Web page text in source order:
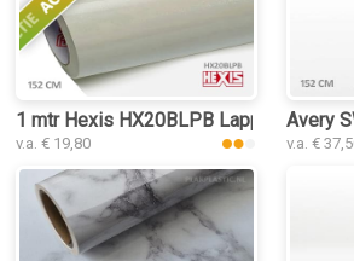
1 mtr Hexis HX20BLPB Lapp Sparkle
v.a. € 19,80
Avery
v.a. €